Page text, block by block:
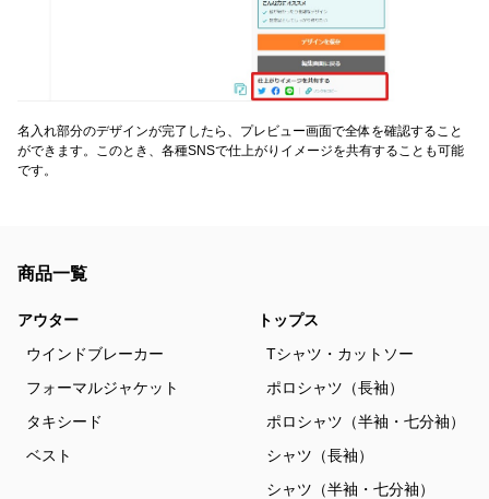
名入れ部分のデザインが完了したら、プレビュー画面で全体を確認すること
ができます。このとき、各種SNSで仕上がりイメージを共有することも可能
です。
商品一覧
アウター
ウインドブレーカー
フォーマルジャケット
タキシード
ベスト
トップス
Tシャツ・カットソー
ポロシャツ（長袖）
ポロシャツ（半袖・七分袖）
シャツ（長袖）
シャツ（半袖・七分袖）